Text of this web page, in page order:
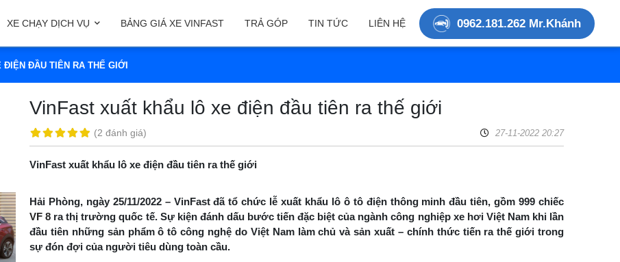
XE CHẠY DỊCH VỤ BẢNG GIÁ XE VINFAST TRẢ GÓP TIN TỨC LIÊN HỆ 0962.181.262 Mr.Khánh
ĐẦU TIÊN RA THẾ GIỚI
VinFast xuất khẩu lô xe điện đầu tiên ra thế giới
(2 đánh giá) 27-11-2022 20:27
VinFast xuất khẩu lô xe điện đầu tiên ra thế giới
Hải Phòng, ngày 25/11/2022 – VinFast đã tổ chức lễ xuất khẩu lô ô tô điện thông minh đầu tiên, gồm 999 chiếc
VF 8 ra thị trường quốc tế. Sự kiện đánh dấu bước tiến đặc biệt của ngành công nghiệp xe hơi Việt Nam khi lần
đầu tiên những sản phẩm ô tô công nghệ do Việt Nam làm chủ và sản xuất – chính thức tiến ra thế giới trong
sự đón đợi của người tiêu dùng toàn cầu.